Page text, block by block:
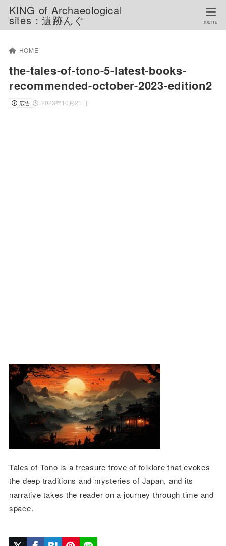
KING of Archaeological
sites：遺跡んぐ
HOME
the-tales-of-tono-5-latest-books-
recommended-october-2023-edition2
広告 2023年10月21日
Tales of Tono is a treasure trove of folklore that evokes
the deep traditions and mysteries of Japan, and its
narrative takes the reader on a journey through time and
space.